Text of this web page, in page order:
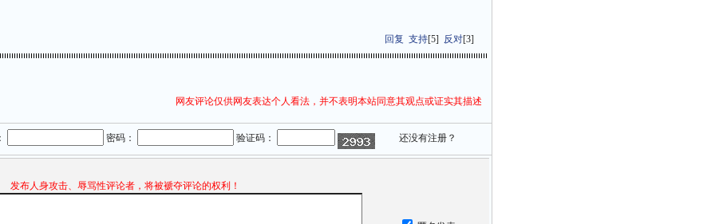
回复 支持[5] 反对[3]
网友评论仅供网友表达个人看法，并不表明本站同意其观点或证实其描述
密码： 验证码： 还没有注册？
发布人身攻击、辱骂性评论者，将被褫夺评论的权利！